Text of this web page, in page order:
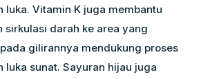
luka. Vitamin K juga membantu
sirkulasi darah ke area yang
gilirannya mendukung proses
luka sunat. Sayuran hijau juga